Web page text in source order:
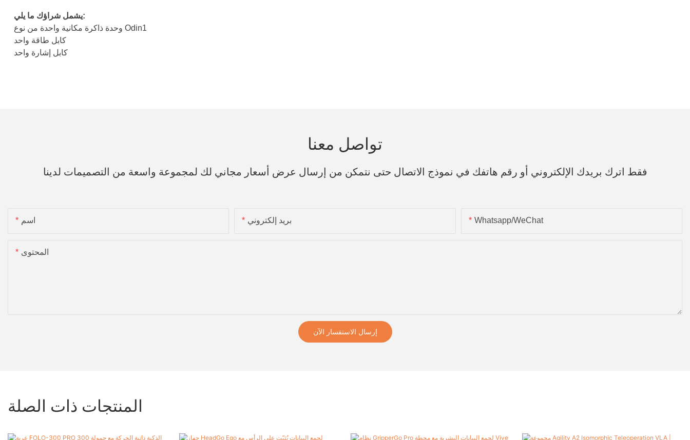
يشمل شراؤك ما يلي:
وحدة ذاكرة مكانية واحدة من نوع Odin1
كابل طاقة واحد
كابل إشارة واحد
تواصل معنا
فقط اترك بريدك الإلكتروني أو رقم هاتفك في نموذج الاتصال حتى نتمكن من إرسال عرض أسعار مجاني لك لمجموعة واسعة من التصميمات لدينا
اسم بريد إلكتروني Whatsapp/WeChat
المحتوى
إرسال الاستفسار الآن
المنتجات ذات الصلة